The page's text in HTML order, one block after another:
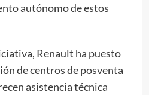
autónomo de estos
Renault ha puesto
de centros de posventa
asistencia técnica